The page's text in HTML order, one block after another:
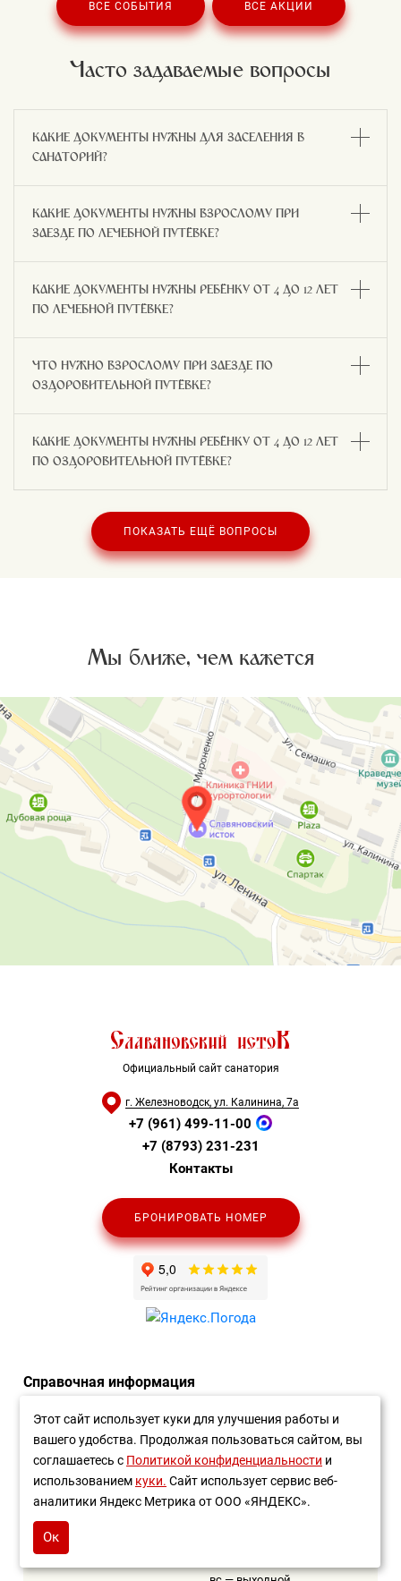
ВСЕ СОБЫТИЯ ВСЕ АКЦИИ
Часто задаваемые вопросы
КАКИЕ ДОКУМЕНТЫ НУЖНЫ ДЛЯ ЗАСЕЛЕНИЯ В
САНАТОРИЙ?
КАКИЕ ДОКУМЕНТЫ НУЖНЫ ВЗРОСЛОМУ ПРИ
ЗАЕЗДЕ ПО ЛЕЧЕБНОЙ ПУТЁВКЕ?
КАКИЕ ДОКУМЕНТЫ НУЖНЫ РЕБЁНКУ ОТ 4 ДО 12 ЛЕТ
ПО ЛЕЧЕБНОЙ ПУТЁВКЕ?
ЧТО НУЖНО ВЗРОСЛОМУ ПРИ ЗАЕЗДЕ ПО
ОЗДОРОВИТЕЛЬНОЙ ПУТЁВКЕ?
КАКИЕ ДОКУМЕНТЫ НУЖНЫ РЕБЁНКУ ОТ 4 ДО 12 ЛЕТ
ПО ОЗДОРОВИТЕЛЬНОЙ ПУТЁВКЕ?
ПОКАЗАТЬ ЕЩЁ ВОПРОСЫ
Мы ближе, чем кажется
Официальный сайт санатория
г. Железноводск, ул. Калинина, 7а
+7 (961) 499-11-00
+7 (8793) 231-231
Контакты
БРОНИРОВАТЬ НОМЕР
Справочная информация
Отдел продаж:
+7 (961) 499-11-00
+7 (8793) 231-231
с 8:00 до 20:00
Служба приема
и размещения:
+7 (961) 443-33-99
круглосуточно
Медицинская служба:
+7 (906) 496-05-97
Этот сайт использует куки для улучшения работы и
вашего удобства. Продолжая пользоваться сайтом, вы
соглашаетесь с Политикой конфиденциальности и
использованием куки. Сайт использует сервис веб-
аналитики Яндекс Метрика от ООО «ЯНДЕКС».
Ок